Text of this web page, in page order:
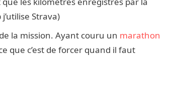
Strava)
la mission. Ayant couru un marathon
que c’est de forcer quand il faut